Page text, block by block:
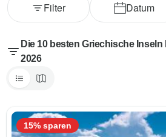
Datum
Filter
Die 10 besten Griechische
2026
15% sparen